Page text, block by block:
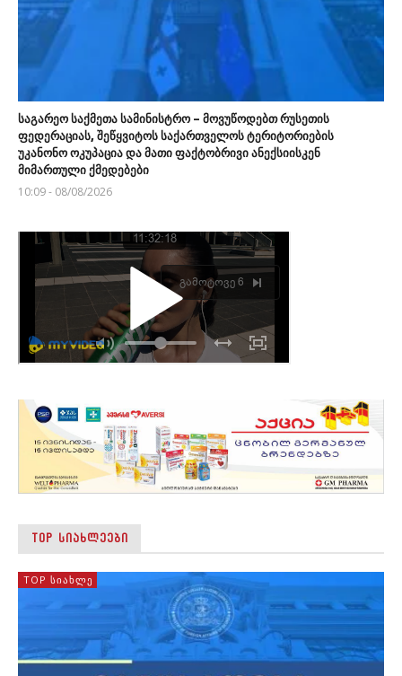
საგარეო საქმეთა სამინისტრო – მოვუწოდებთ რუსეთის
ფედერაციას, შეწყვიტოს საქართველოს ტერიტორიების
უკანონო ოკუპაცია და მათი ფაქტობრივი ანექსიისკენ
მიმართული ქმედებები
10:09 - 08/08/2026
TOP ᲡᲘᲐᲮᲚᲔᲔᲑᲘ
TOP ᲡᲘᲐᲮᲚᲔ